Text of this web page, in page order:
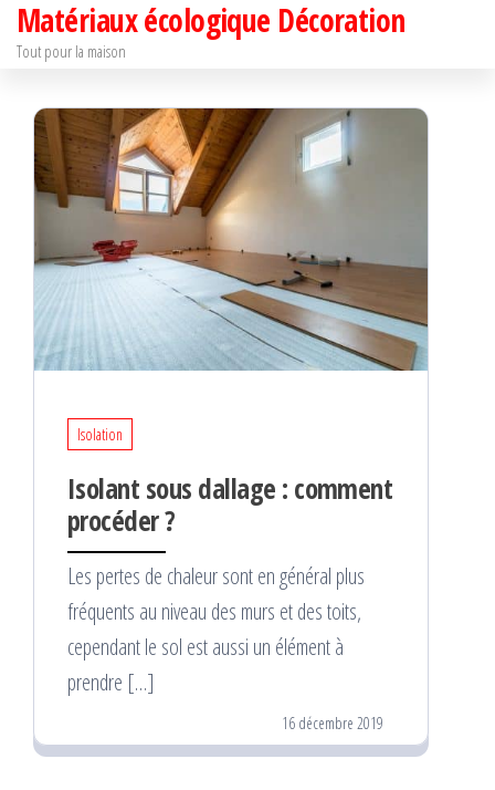
Passer
Matériaux écologique Décoration
Tout pour la maison
Isolation
Isolant sous dallage : comment
procéder ?
Les pertes de chaleur sont en général plus
fréquents au niveau des murs et des toits,
cependant le sol est aussi un élément à
prendre […]
16 décembre 2019